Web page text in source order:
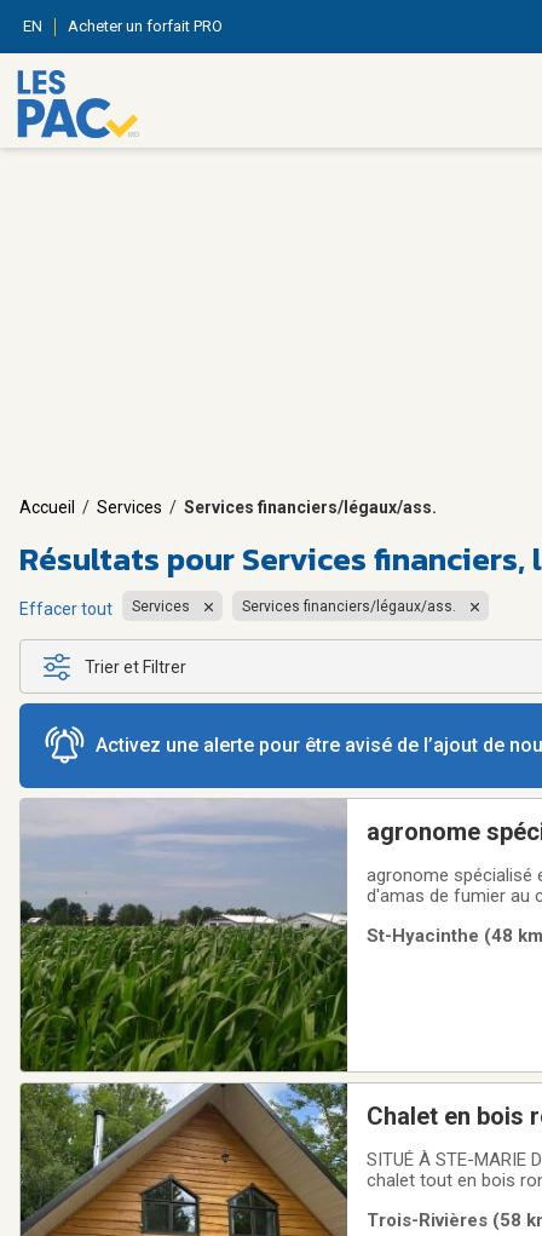
EN Acheter un forfait PRO
Accueil / Services / Services financiers/légaux/ass.
Résultats pourServices financiers,
Effacer tout Services Services financiers/légaux/ass.
Trier et Filtrer
Activez une alerte pour être avisé de l’ajout de
agronome
agronome spécialisé
d'amas de fumier au
ministérielle pour
St-Hyacinthe (48
Chalet en bois
SITUÉ À STE-MARIE DE
chalet tout en bois rond
en bois faits à la
Trois-Rivières (58